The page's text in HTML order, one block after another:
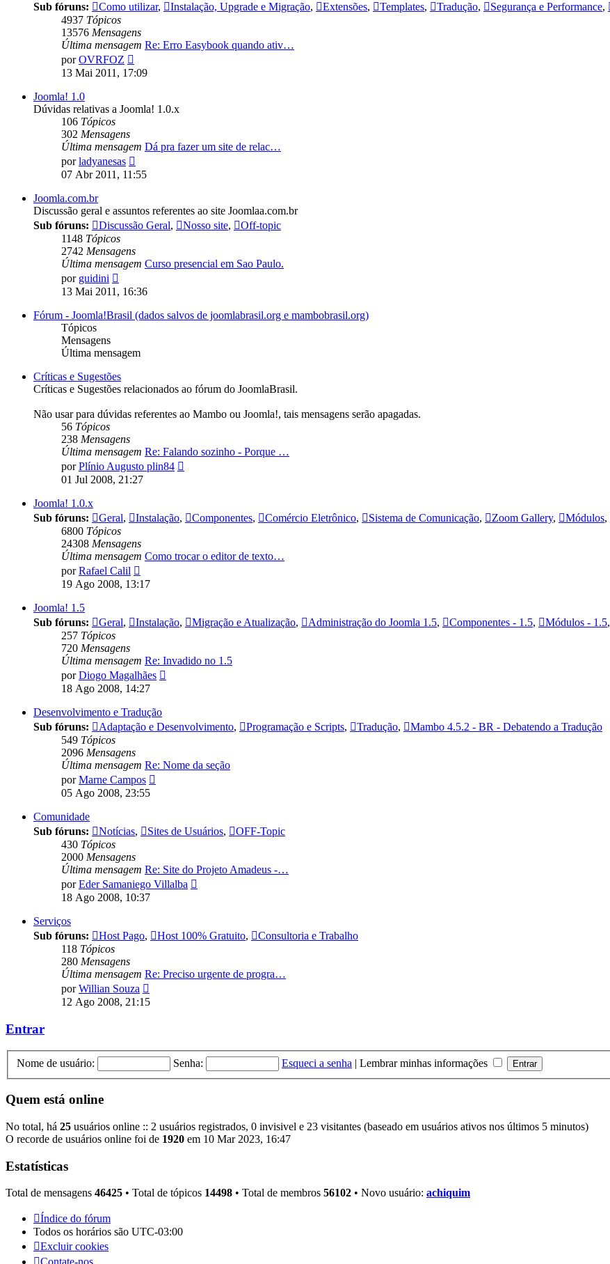
Sub fóruns:
Como utilizar, Instalação, Upgrade e Migração, Extensões, Templates, Tradução, Segurança e Performance,
4937 Tópicos
13576 Mensagens
Última mensagem Re: Erro Easybook quando ativ…
porOVRFOZ
última
13 Mai 2011, 17:09
Joomla! 1.0
Dúvidas relativas a Joomla! 1.0.x
106 Tópicos
302 Mensagens
Última mensagem Dá pra fazer um site de relac…
porladyanesas
última
07 Abr 2011, 11:55
Joomla.com.br
Discussão geral e assuntos referentes ao site Joomlaa.com.br
Sub fóruns:
Discussão Geral, Nosso site,
Off-topic
1148 Tópicos
2742 Mensagens
Última mensagem Curso presencial em Sao Paulo.
por guidini
última
13 Mai 2011, 16:36
Fórum - Joomla!Brasil (dados salvos de joomlabrasil.org e mambobrasil.org)
Tópicos
Mensagens
Última mensagem
Críticas e Sugestões
Críticas e Sugestões relacionados ao fórum do JoomlaBrasil.
Não usar para dúvidas referentes ao Mambo ou Joomla!, tais mensagens serão apagadas.
56 Tópicos
238 Mensagens
Última mensagem Re: Falando sozinho - Porque …
porPlínio Augusto plin84
01 Jul 2008, 21:27
Joomla! 1.0.x
Sub fóruns:
Geral, Instalação, Componentes, Comércio Eletrônico, Sistema de Comunicação, Zoom Gallery, Módulos,
6800 Tópicos
24308 Mensagens
Última mensagem Como trocar o editor de texto…
porRafael Calil
última
19 Ago 2008, 13:17
Joomla! 1.5
Sub fóruns:
Geral, Instalação, Migração e Atualização, Administração do Joomla 1.5, Componentes - 1.5, Módulos - 1.5,
257 Tópicos
720 Mensagens
Última mensagem Re: Invadido no 1.5
porDiogo Magalhães
18 Ago 2008, 14:27
Desenvolvimento e Tradução
Sub fóruns:
Adaptação e Desenvolvimento, Programação e Scripts, Tradução,
Mambo 4.5.2 - BR - Debatendo a Tradução
549 Tópicos
2096 Mensagens
Última mensagem Re: Nome da seção
porMarne Campos
05 Ago 2008, 23:55
Comunidade
Sub fóruns:
Notícias, Sites de Usuários,
OFF-Topic
430 Tópicos
2000 Mensagens
Última mensagem Re: Site do Projeto Amadeus -…
porEder Samaniego Villalba
18 Ago 2008, 10:37
Serviços
Sub fóruns:
Host Pago, Host 100% Gratuito,
Consultoria e Trabalho
118 Tópicos
280 Mensagens
Última mensagem Re: Preciso urgente de progra…
porWillian Souza
última
12 Ago 2008, 21:15
Entrar
Nome de usuário: Senha: Esqueci a senha | Lembrar minhas informações
Quem está online
No total, há 25 usuários online :: 2 usuários registrados, 0 invisivel e 23 visitantes (baseado em usuários ativos nos últimos 5 minutos)
O recorde de usuários online foi de 1920 em 10 Mar 2023, 16:47
Estatísticas
Total de mensagens 46425 • Total de tópicos 14498 • Total de membros 56102 • Novo usuário: achiquim
Índice do fórum
Todos os horários são UTC-03:00
Excluir cookies